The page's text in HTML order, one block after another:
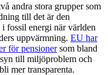
andra stora grupper som
till det är den
fossil energi när världen
uppvärmning. EU har
för pensionersom bland
till miljöproblem och
mer transparenta.